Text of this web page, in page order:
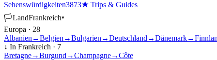
Sehenswürdigkeiten3873★ Trips & Guides
🏳LandFrankreich▾
Europa · 28
Albanien →Belgien →Bulgarien →Deutschland →Dänemark→
↓ In Frankreich · 7
Bretagne→Burgund →Champagne→Côte